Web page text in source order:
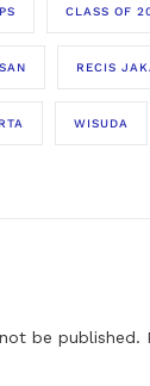
CLASS OF
RECIS
WISUDA
be published.